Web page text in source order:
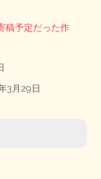
稿予定だった作
3月29日